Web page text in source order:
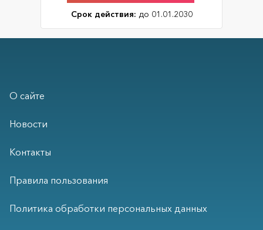
Срок действия: до 01.01.2030
О сайте
Новости
Контакты
Правила пользования
Политика обработки персональных данных